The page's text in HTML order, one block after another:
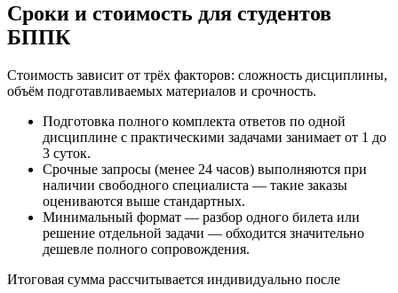
Сроки и стоимость для студентов
БППК
Стоимость зависит от трёх факторов: сложность дисциплины,
объём подготавливаемых материалов и срочность.
Подготовка полного комплекта ответов по одной
дисциплине с практическими задачами занимает от 1 до
3 суток.
Срочные запросы (менее 24 часов) выполняются при
наличии свободного специалиста — такие заказы
оцениваются выше стандартных.
Минимальный формат — разбор одного билета или
решение отдельной задачи — обходится значительно
дешевле полного сопровождения.
Итоговая сумма рассчитывается индивидуально после